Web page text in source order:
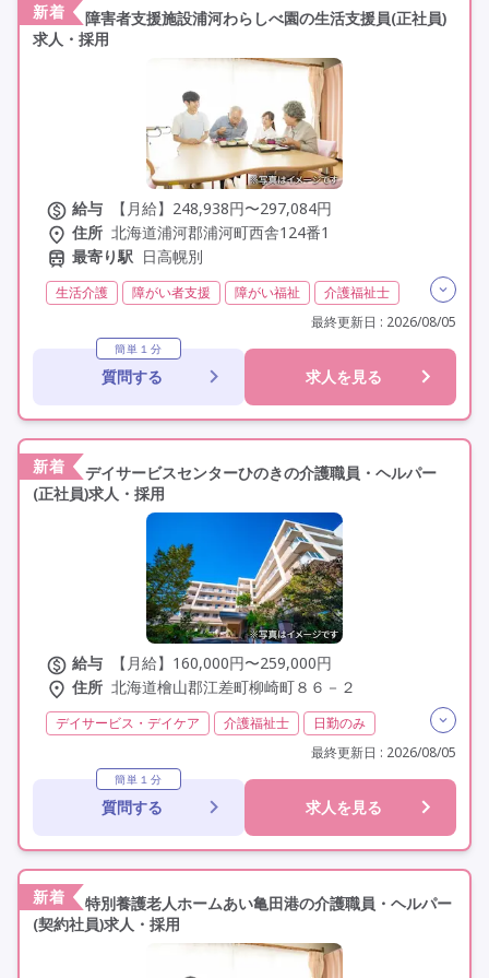
新着
障害者支援施設浦河わらしべ園の生活支援員(正社員)
求人・採用
給与
【月給】248,938円〜297,084円
住所 北海道浦河郡浦河町西舎124番1
最寄り駅 日高幌別
生活介護 障がい者支援 障がい福祉
介護福祉士
初任者研修(ヘルパー2級)
夜勤専従 残業月20時間以内
残業ほぼなし
社会保険完備 交通費支給
年間休日110日以上
定年60歳以上 車通勤可
最終更新日 : 2026/08/05
簡単１分
質問する 求人を見る
新着
デイサービスセンターひのきの介護職員・ヘルパー
(正社員)求人・採用
給与
【月給】160,000円〜259,000円
住所 北海道檜山郡江差町柳崎町８６－２
デイサービス・デイケア 介護福祉士
日勤のみ
残業ほぼなし
常勤
社会保険完備
交通費支給
年間休日120日以上
年間休日110日以上
学歴不問
未経験歓迎
駅近
最終更新日 : 2026/08/05
簡単１分
質問する 求人を見る
新着
特別養護老人ホームあい亀田港の介護職員・ヘルパー
(契約社員)求人・採用